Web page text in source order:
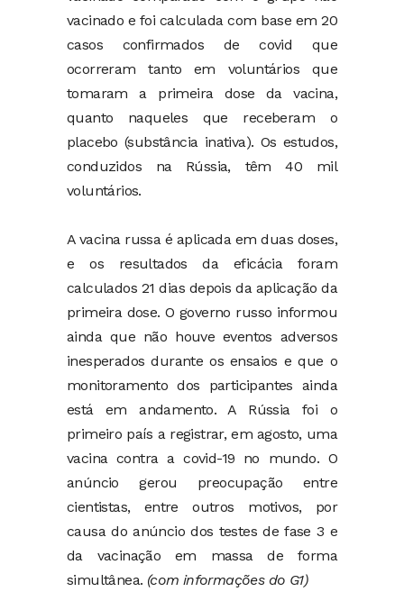
vacinado e foi calculada com base em 20
casos confirmados de covid que
ocorreram tanto em voluntários que
tomaram a primeira dose da vacina,
quanto naqueles que receberam o
placebo (substância inativa). Os estudos,
conduzidos na Rússia, têm 40 mil
voluntários.
A vacina russa é aplicada em duas doses,
e os resultados da eficácia foram
calculados 21 dias depois da aplicação da
primeira dose. O governo russo informou
ainda que não houve eventos adversos
inesperados durante os ensaios e que o
monitoramento dos participantes ainda
está em andamento. A Rússia foi o
primeiro país a registrar, em agosto, uma
vacina contra a covid-19 no mundo. O
anúncio gerou preocupação entre
cientistas, entre outros motivos, por
causa do anúncio dos testes de fase 3 e
da vacinação em massa de forma
simultânea. (com informações do G1)